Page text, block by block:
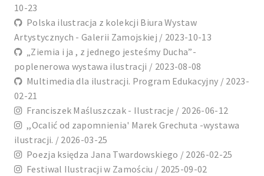
10-23
Polska ilustracja z kolekcji Biura Wystaw
Artystycznych - Galerii Zamojskiej / 2023-10-13
„Ziemia i ja , z jednego jesteśmy Ducha”-
poplenerowa wystawa ilustracji / 2023-08-08
Multimedia dla ilustracji. Program Edukacyjny / 2023-
02-21
Franciszek Maśluszczak - Ilustracje / 2026-06-12
,,Ocalić od zapomnienia' Marek Grechuta -wystawa
ilustracji. / 2026-03-25
Poezja księdza Jana Twardowskiego / 2026-02-25
Festiwal Ilustracji w Zamościu / 2025-09-02